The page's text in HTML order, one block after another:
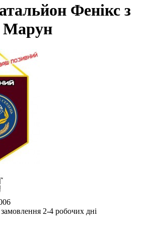
Фенікс з
Марун
2-4 робочих дні